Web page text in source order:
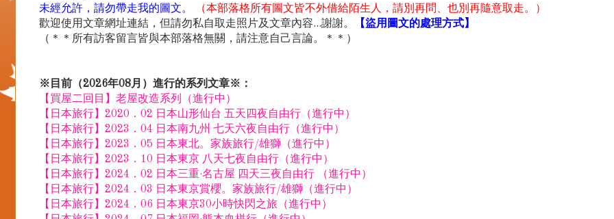
未經允許，請勿帶走我的圖文。
（本部落格所有圖文皆不外借給陌生人，請別再問、也別再隨意取走。）
歡迎使用文章網址連結，但請勿私自取走照片及文章內容...謝謝。
【盜用圖文的處理方式】
（＊＊所有訪客留言皆與本部落格無關，請注意自己言論。＊＊）
※目前（2026年08月）進行的系列文章※：
【買屋二回目】老屋改造系列（進行中）
【日本旅行】2020．02 日本山形仙台 五天四夜自由行（進行中）
【日本旅行】2023．04 日本南九州 七天六夜自由行（進行中）
【日本旅行】2023．05 日本東北。家族旅行/雄獅（進行中）
【日本旅行】2023．10 日本東京 八天七夜自由行（進行中）
【日本旅行】2024．02 日本三重·名古屋 四天三夜自由行 （進行中）
【日本旅行】2024．03 日本東京賞櫻。家族旅行/雄獅（進行中）
【日本旅行】2024．06 日本東京30小時快閃之旅（進行中）